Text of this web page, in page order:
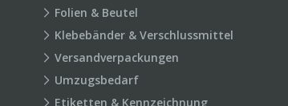
Folien & Beutel
Klebebänder & Verschlussmittel
Versandverpackungen
Umzugsbedarf
Etiketten & Kennzeichnung